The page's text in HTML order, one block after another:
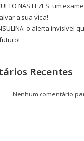
NAS FEZES: um
a sua vida!
o alerta invisível
Recentes
Nenhum comentário